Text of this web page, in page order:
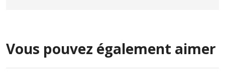
Vous pouvez également aimer